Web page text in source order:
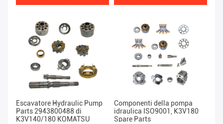
Escavatore Hydraulic Pump
Parts 2943800488 di
K3V140/180 KOMATSU
Componenti della pompa
idraulica ISO9001, K3V180
Spare Parts